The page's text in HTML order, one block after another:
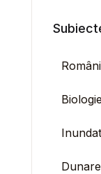
Biologie